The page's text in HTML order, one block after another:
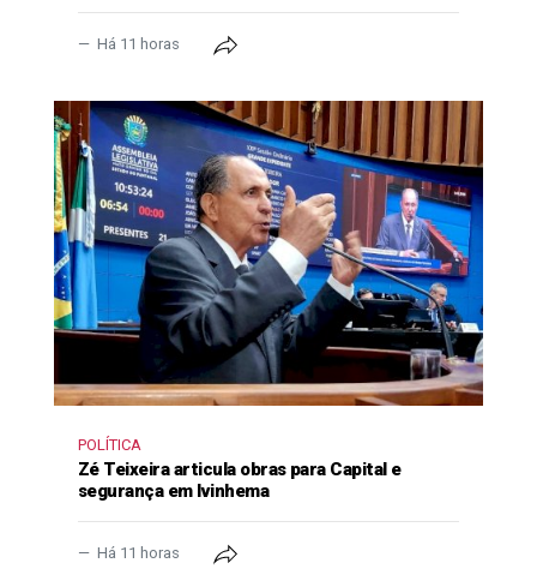
Há 11 horas
POLÍTICA
Zé Teixeira articula obras para Capital e
segurança em Ivinhema
Há 11 horas